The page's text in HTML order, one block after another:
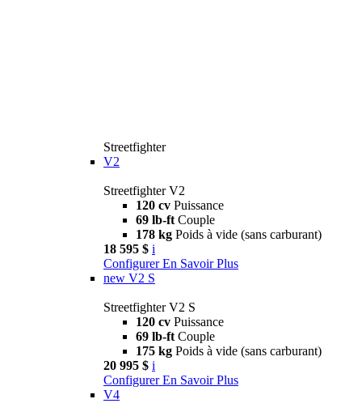
Streetfighter
V2
Streetfighter V2
120 cv Puissance
69 lb-ft Couple
178 kg Poids à vide (sans carburant)
18 595 $ i
Configurer En Savoir Plus
new V2 S
Streetfighter V2 S
120 cv Puissance
69 lb-ft Couple
175 kg Poids à vide (sans carburant)
20 995 $ i
Configurer En Savoir Plus
V4